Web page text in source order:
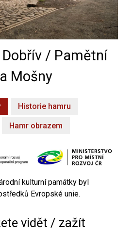
/ Pamětní
Mošny
Historie hamru
Hamr obrazem
kulturní památky byl
Evropské unie.
vidět / zažít